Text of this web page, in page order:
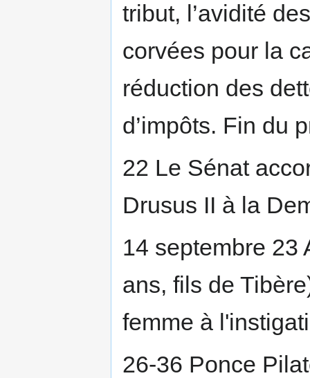
tribut, l’avidité
corvées pour la
réduction des
d’impôts. Fin du
22 Le Sénat
Drusus II à la
14 septembre 23
ans, fils de
femme à
26-36 Ponce